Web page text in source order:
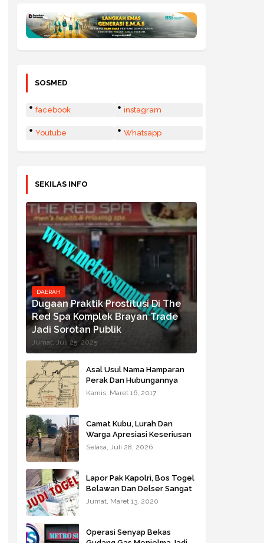
SOSMED
facebook instagram
Youtube Whatsapp
SEKILAS INFO
DAERAH
Dugaan Praktik Prostitusi Di The
Red Spa Komplek Brayan Trade
Jadi Sorotan Publik
Jumat, Juli 25, 2025
Asal Usul Nama Hamparan
Perak Dan Hubungannya
Dengan Deli
Kamis, Maret 16, 2017
Camat Kubu, Lurah Dan
Warga Apresiasi Keseriusan
Pemkab Rohil Perbaikan
Selasa, Juli 28, 2026
Lapor Pak Kapolri, Bos Togel
Belawan Dan Delser Sangat
Meresahkan Warga
Jumat, Maret 13, 2020
Operasi Senyap Bekas